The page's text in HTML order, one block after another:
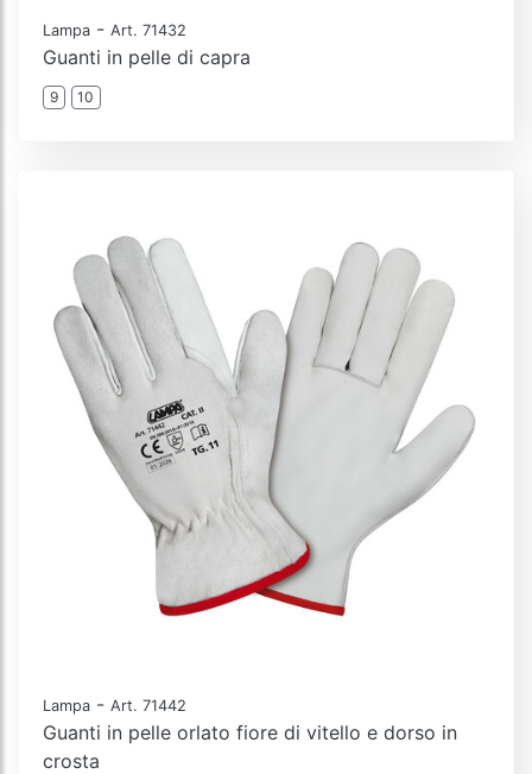
Lampa - Art. 71432
Guanti in pelle di capra
9 10
Lampa - Art. 71442
Guanti in pelle orlato fiore di vitello e dorso in
crosta